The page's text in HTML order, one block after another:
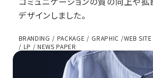
デザインしました。
BRANDING / PACKAGE / GRAPHIC /WEB
/ LP / NEWS PAPER